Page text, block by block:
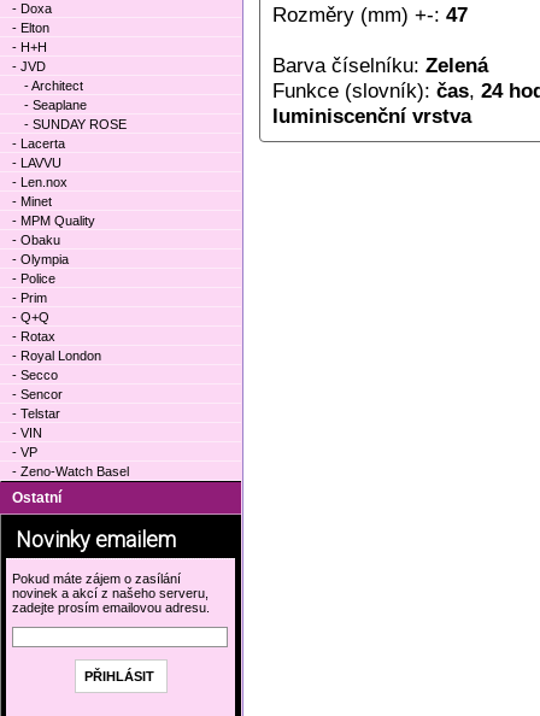
Rozměry (mm) +-: 47
Barva číselníku: Zelená
Funkce (slovník): čas, 24
luminiscenční vrstva
- Doxa
- Elton
- H+H
- JVD
- Architect
- Seaplane
- SUNDAY ROSE
- Lacerta
- LAVVU
- Len.nox
- Minet
- MPM Quality
- Obaku
- Olympia
- Police
- Prim
- Q+Q
- Rotax
- Royal London
- Secco
- Sencor
- Telstar
- VIN
- VP
- Zeno-Watch Basel
Ostatní
Novinky emailem
Pokud máte zájem o zasílání
novinek a akcí z našeho serveru,
zadejte prosím emailovou adresu.